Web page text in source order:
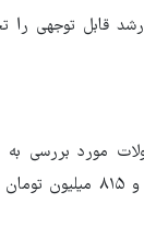
مورد بررسی
مقاومت،
درمانده